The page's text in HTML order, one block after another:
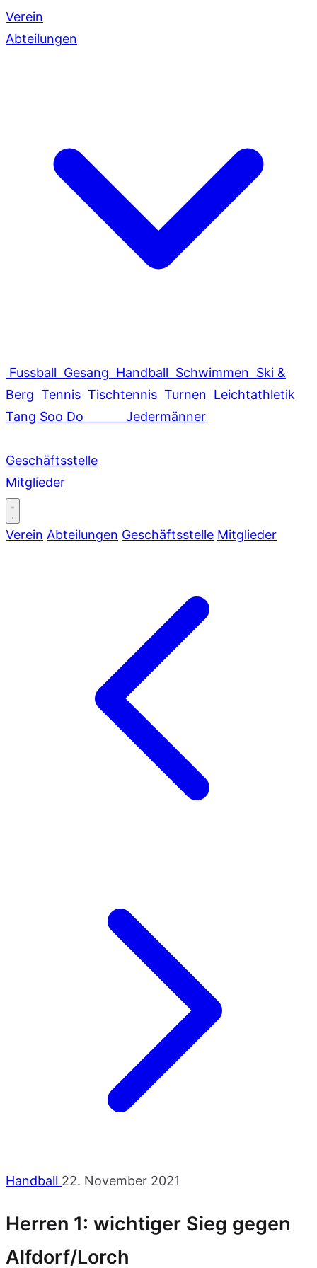
Verein
Abteilungen
Fussball Gesang Handball Schwimmen Ski &
Berg Tennis Tischtennis Turnen Leichtathletik
Tang Soo Do
Jedermänner
Geschäftsstelle
Mitglieder
Verein Abteilungen Geschäftsstelle Mitglieder
Handball 22. November 2021
Herren 1: wichtiger Sieg gegen
Alfdorf/Lorch